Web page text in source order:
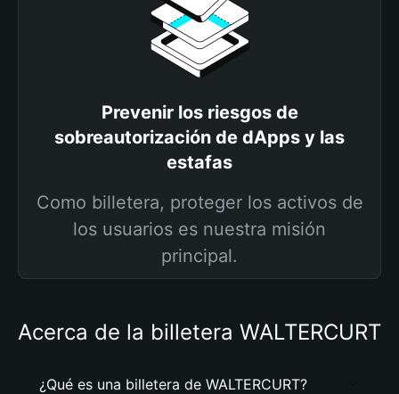
Prevenir los riesgos de
sobreautorización de dApps y las
estafas
Como billetera, proteger los activos de
los usuarios es nuestra misión
principal.
Acerca de la billetera WALTERCURT
¿Qué es una billetera de WALTERCURT?